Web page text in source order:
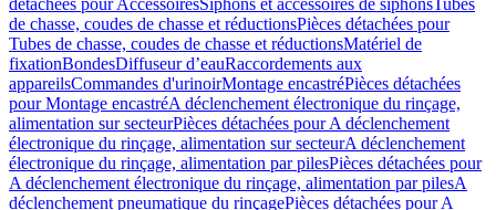
détachées pour AccessoiresSiphons et accessoires de siphonsTubes
de chasse, coudes de chasse et réductionsPièces détachées pour
Tubes de chasse, coudes de chasse et réductionsMatériel de
fixationBondesDiffuseur d’eauRaccordements aux
appareilsCommandes d'urinoirMontage encastréPièces détachées
pour Montage encastréA déclenchement électronique du rinçage,
alimentation sur secteurPièces détachées pour A déclenchement
électronique du rinçage, alimentation sur secteurA déclenchement
électronique du rinçage, alimentation par pilesPièces détachées pour
A déclenchement électronique du rinçage, alimentation par pilesA
déclenchement pneumatique du rinçagePièces détachées pour A